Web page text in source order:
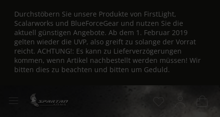
Durchstöbern Sie unsere Produkte von FirstLight,
Scalarworks und BlueForceGear und nutzen Sie die
aktuell günstigen Angebote. Ab dem 1. Februar 2019
gelten wieder die UVP, also greift zu solange der Vorrat
reicht. ACHTUNG!: Es kann zu Lieferverzögerungen
kommen, wenn Artikel nachbestellt werden müssen! Wir
bitten dies zu beachten und bitten um Geduld.